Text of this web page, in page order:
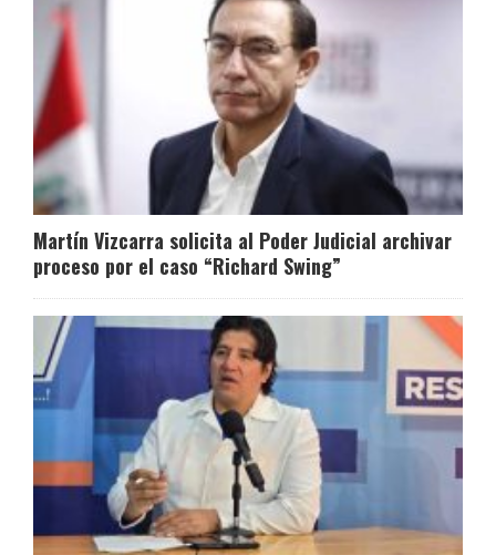
Martín Vizcarra solicita al Poder Judicial archivar
proceso por el caso “Richard Swing”